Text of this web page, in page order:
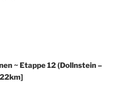
~ Etappe 12 (Dollnstein –